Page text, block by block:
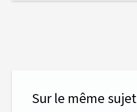
Sur le même sujet